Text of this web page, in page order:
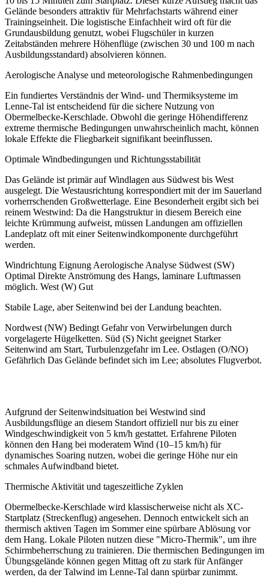
Gelände besonders attraktiv für Mehrfachstarts während einer
Trainingseinheit. Die logistische Einfachheit wird oft für die
Grundausbildung genutzt, wobei Flugschüler in kurzen
Zeitabständen mehrere Höhenflüge (zwischen 30 und 100 m nach
Ausbildungsstandard) absolvieren können.
Aerologische Analyse und meteorologische Rahmenbedingungen
Ein fundiertes Verständnis der Wind- und Thermiksysteme im
Lenne-Tal ist entscheidend für die sichere Nutzung von
Obermelbecke-Kerschlade. Obwohl die geringe Höhendifferenz
extreme thermische Bedingungen unwahrscheinlich macht, können
lokale Effekte die Fliegbarkeit signifikant beeinflussen.
Optimale Windbedingungen und Richtungsstabilität
Das Gelände ist primär auf Windlagen aus Südwest bis West
ausgelegt. Die Westausrichtung korrespondiert mit der im Sauerland
vorherrschenden Großwetterlage. Eine Besonderheit ergibt sich bei
reinem Westwind: Da die Hangstruktur in diesem Bereich eine
leichte Krümmung aufweist, müssen Landungen am offiziellen
Landeplatz oft mit einer Seitenwindkomponente durchgeführt
werden.
Windrichtung Eignung Aerologische Analyse Südwest (SW)
Optimal Direkte Anströmung des Hangs, laminare Luftmassen
möglich. West (W) Gut
Stabile Lage, aber Seitenwind bei der Landung beachten.
Nordwest (NW) Bedingt Gefahr von Verwirbelungen durch
vorgelagerte Hügelketten. Süd (S) Nicht geeignet Starker
Seitenwind am Start, Turbulenzgefahr im Lee. Ostlagen (O/NO)
Gefährlich Das Gelände befindet sich im Lee; absolutes Flugverbot.
Aufgrund der Seitenwindsituation bei Westwind sind
Ausbildungsflüge an diesem Standort offiziell nur bis zu einer
Windgeschwindigkeit von 5 km/h gestattet. Erfahrene Piloten
können den Hang bei moderatem Wind (10–15 km/h) für
dynamisches Soaring nutzen, wobei die geringe Höhe nur ein
schmales Aufwindband bietet.
Thermische Aktivität und tageszeitliche Zyklen
Obermelbecke-Kerschlade wird klassischerweise nicht als XC-
Startplatz (Streckenflug) angesehen. Dennoch entwickelt sich an
thermisch aktiven Tagen im Sommer eine spürbare Ablösung vor
dem Hang. Lokale Piloten nutzen diese "Micro-Thermik", um ihre
Schirmbeherrschung zu trainieren. Die thermischen Bedingungen im
Übungsgelände können gegen Mittag oft zu stark für Anfänger
werden, da der Talwind im Lenne-Tal dann spürbar zunimmt.